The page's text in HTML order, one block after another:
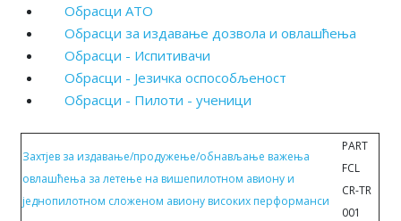
Обрасци АТО
Обрасци за издавање дозвола и овлашћења
Обрасци - Испитивачи
Обрасци - Језичка оспособљеност
Обрасци - Пилоти - ученици
Захтјев за издавање/продужење/обнављање важења
овлашћења за летење на вишепилотном авиону и
једнопилотном слoжeном aвиoну висoких пeрфoрмaнси
PART
FCL
CR-TR
001